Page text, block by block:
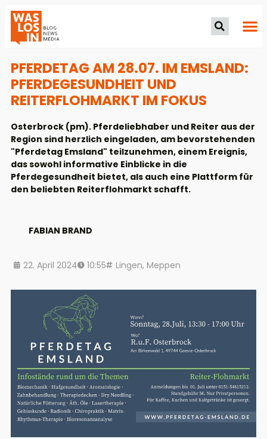
PFERDETAG AM 28.07. IM EMSLAND:
PFERDEGESUNDHEIT UND
REITERFLOHMARKT IM FOKUS
Osterbrock (pm). Pferdeliebhaber und Reiter aus der
Region sind herzlich eingeladen, am bevorstehenden
"Pferdetag Emsland" teilzunehmen, einem Ereignis,
das sowohl informative Einblicke in die
Pferdegesundheit bietet, als auch eine Plattform für
den beliebten Reiterflohmarkt schafft.
FABIAN BRAND
22. April 2024 10:55 Lingen, Meppen